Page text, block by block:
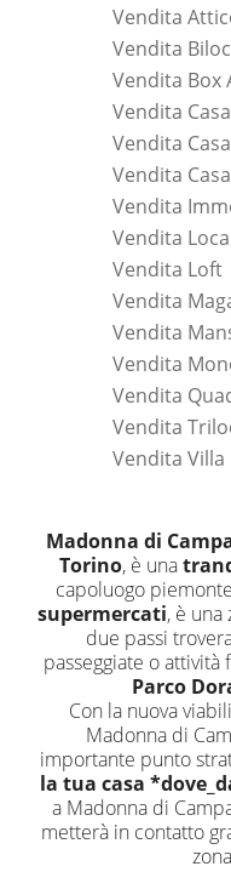
Vendita
Vendita
Vendita Box
Vendita Casa
Vendita
Vendita
Vendita
Vendita
Vendita Loft
Vendita
Vendita
Vendita
Vendita
Vendita
Vendita Villa
Madonna di
Torino, è una
capoluogo
supermercati, è
due passi
passeggiate o attività
Parco
Con la nuova
Madonna di
importante punto
la tua casa
a Madonna di
metterà in contatto